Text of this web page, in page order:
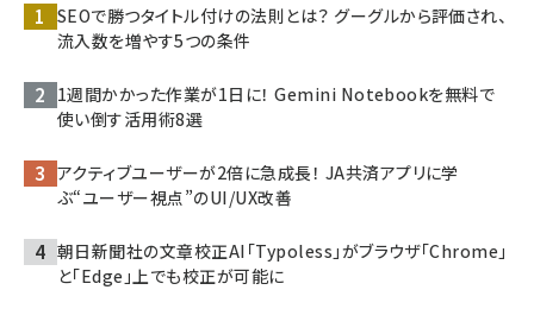
SEOで勝つタイトル付けの法則とは？ グーグルから評価され、
流入数を増やす5つの条件
1週間かかった作業が1日に！ Gemini Notebookを無料で
使い倒す活用術8選
アクティブユーザーが2倍に急成長！ JA共済アプリに学
ぶ“ユーザー視点”のUI/UX改善
朝日新聞社の文章校正AI「Typoless」がブラウザ「Chrome」
と「Edge」上でも校正が可能に